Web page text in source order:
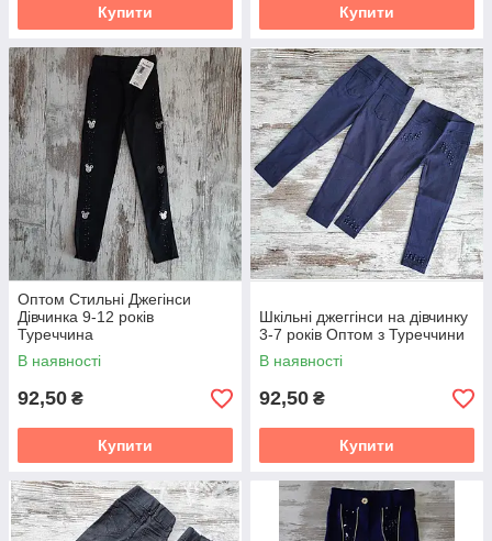
Купити Купити
Оптом Стильні Джегінси
Дівчинка 9-12 років
Туреччина
В наявності
92,50 ₴
Купити
Шкільні джеггінси на дівчинку
3-7 років Оптом з Туреччини
В наявності
92,50 ₴
Купити